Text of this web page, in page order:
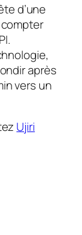
d’une
après
vers un
Ujiri